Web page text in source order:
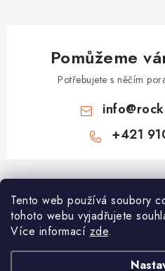
Tento web používá soubory
tohoto webu vyjadřujete
Více informací zde.
Pomůžeme
Potřebujete s něčím
info@
+421
Z
á
Najdete nás
Informace pro vás